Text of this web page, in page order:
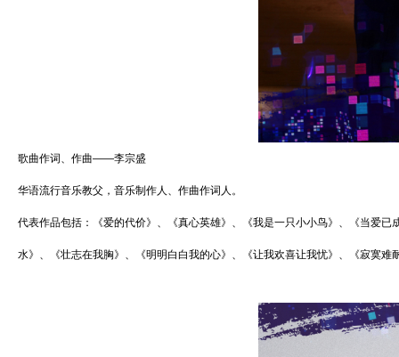
歌曲作词、作曲——李宗盛
华语流行音乐教父，音乐制作人、作曲作词人。
代表作品包括：《爱的代价》、《真心英雄》、《我是一只小小鸟》、《当爱
水》、《壮志在我胸》、《明明白白我的心》、《让我欢喜让我忧》、《寂寞